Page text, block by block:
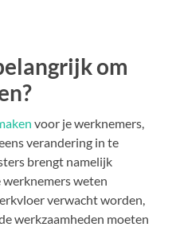
om
voor je werknemers,
verandering in te
brengt namelijk
weten
verwacht worden,
werkzaamheden moeten